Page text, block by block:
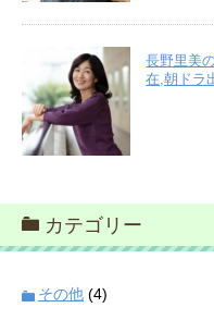
長野里美
在,朝ドラ
カテゴリー
その他 (4)